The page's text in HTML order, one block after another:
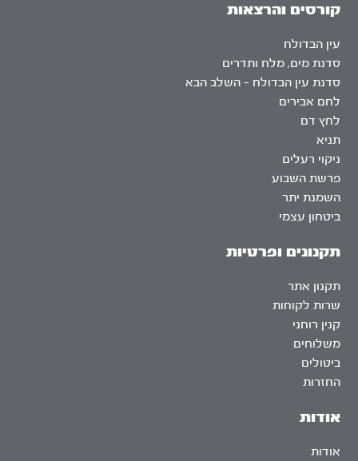
אודות
אודות
קורסים והרצאות
עין הבדולח
סדנת מים, מלח ותדרים
סדנת עין הבדולח – השלב הבא
לחם אבירים
לחץ דם
תניא
ניקוי רעלים
פרשת השבוע
השמנת יתר
ביטחון עצמי
תקנונים ופרטיות
תקנון אתר
שרות לקוחות
קנין רוחני
משלוחים
ביטולים
החזרות